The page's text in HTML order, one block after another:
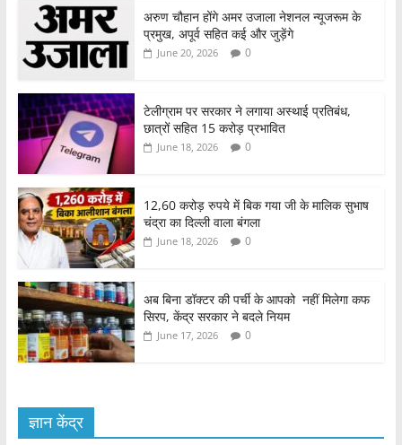
अरुण चौहान होंगे अमर उजाला नेशनल न्यूजरूम के
प्रमुख, अपूर्व सहित कई और जुड़ेंगे
June 20, 2026 0
टेलीग्राम पर सरकार ने लगाया अस्थाई प्रतिबंध,
छात्रों सहित 15 करोड़ प्रभावित
June 18, 2026 0
12,60 करोड़ रुपये में बिक गया जी के मालिक सुभाष
चंद्रा का दिल्ली वाला बंगला
June 18, 2026 0
अब बिना डॉक्टर की पर्ची के आपको नहीं मिलेगा कफ
सिरप, केंद्र सरकार ने बदले नियम
June 17, 2026 0
ज्ञान केंद्र